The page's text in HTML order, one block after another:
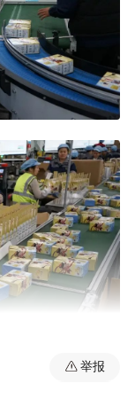
举报